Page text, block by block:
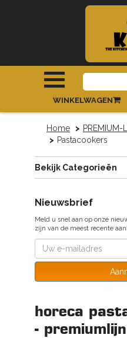
INLOGGEN
WINKELWAGEN
Home PREMIUM-
Pastacookers
Bekijk Categorieën
Nieuwsbrief
Meld u snel aan op onze
zijn van de meest recente
horeca
- premiumlijn